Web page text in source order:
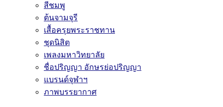
สีชมพู
ต้นจามจุรี
เสื้อครุยพระราชทาน
ชุดนิสิต
เพลงมหาวิทยาลัย
ชื่อปริญญา อักษรย่อปริญญา
แบรนด์จุฬาฯ
ภาพบรรยากาศ